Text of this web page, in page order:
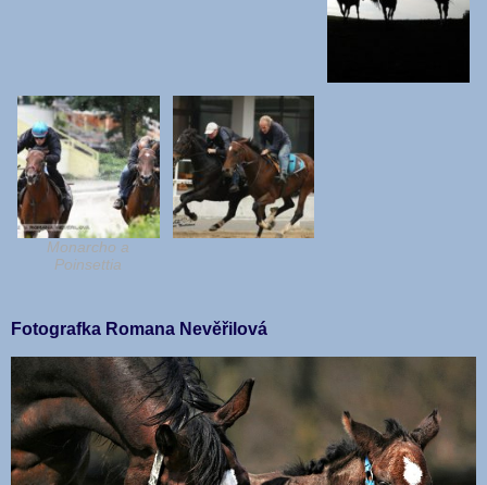
Monarcho a
Poinsettia
Fotografka Romana Nevěřilová